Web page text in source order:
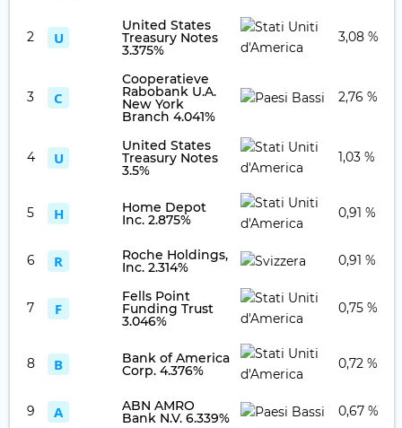
2 U
United States
Treasury Notes
3.375%
3,08 %
3 C
Cooperatieve
Rabobank U.A.
New York
Branch 4.041%
2,76 %
4 U
United States
Treasury Notes
3.5%
1,03 %
5 H Home Depot
Inc. 2.875% 0,91 %
6 R Roche Holdings,
Inc. 2.314% 0,91 %
7 F
Fells Point
Funding Trust
3.046%
0,75 %
8 B Bank of America
Corp. 4.376% 0,72 %
9 A ABN AMRO
Bank N.V. 6.339% 0,67 %